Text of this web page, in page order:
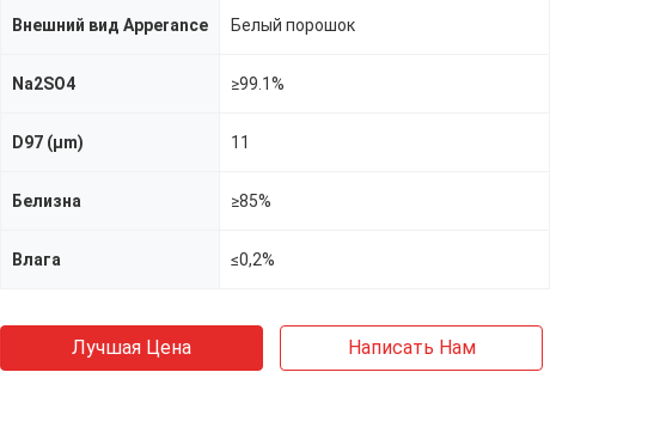
Внешний вид Apperance Белый порошок
Na2SO4 ≥99.1%
D97 (μm) 11
Белизна ≥85%
Влага ≤0,2%
Лучшая Цена Написать Нам